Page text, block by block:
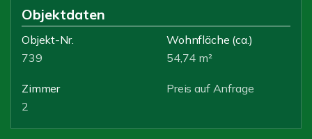
Objektdaten
Objekt-Nr.
739
Wohnfläche (ca.)
54,74 m²
Zimmer
2
Preis auf Anfrage